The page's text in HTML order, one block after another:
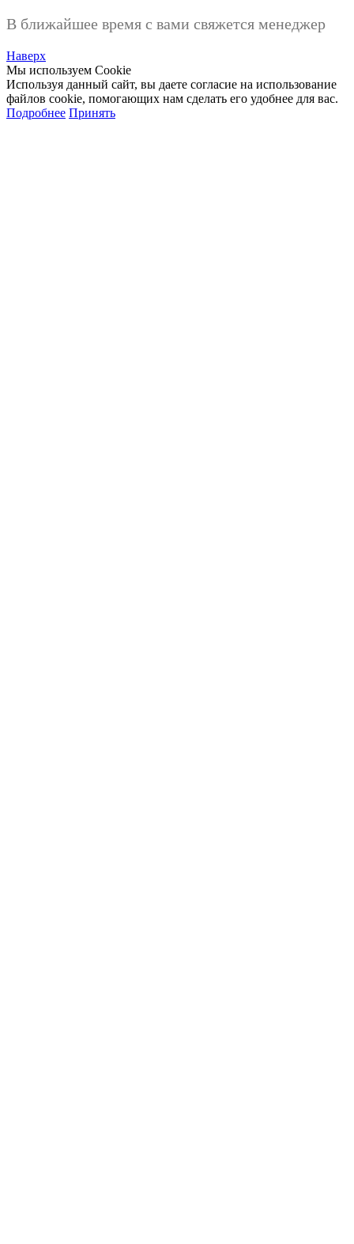
В ближайшее время с вами свяжется менеджер
Наверх
Мы используем Cookie
Используя данный сайт, вы даете согласие на использование
файлов cookie, помогающих нам сделать его удобнее для вас.
Подробнее Принять